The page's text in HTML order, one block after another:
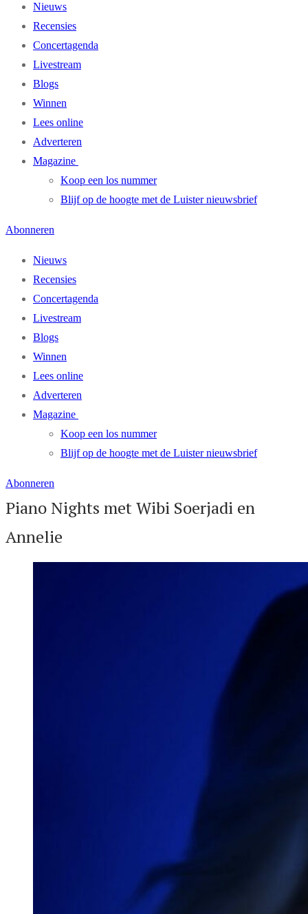
Nieuws
Recensies
Concertagenda
Livestream
Blogs
Winnen
Lees online
Adverteren
Magazine
Koop een los nummer
Blijf op de hoogte met de Luister nieuwsbrief
Abonneren
Nieuws
Recensies
Concertagenda
Livestream
Blogs
Winnen
Lees online
Adverteren
Magazine
Koop een los nummer
Blijf op de hoogte met de Luister nieuwsbrief
Abonneren
Piano Nights met Wibi Soerjadi en
Annelie